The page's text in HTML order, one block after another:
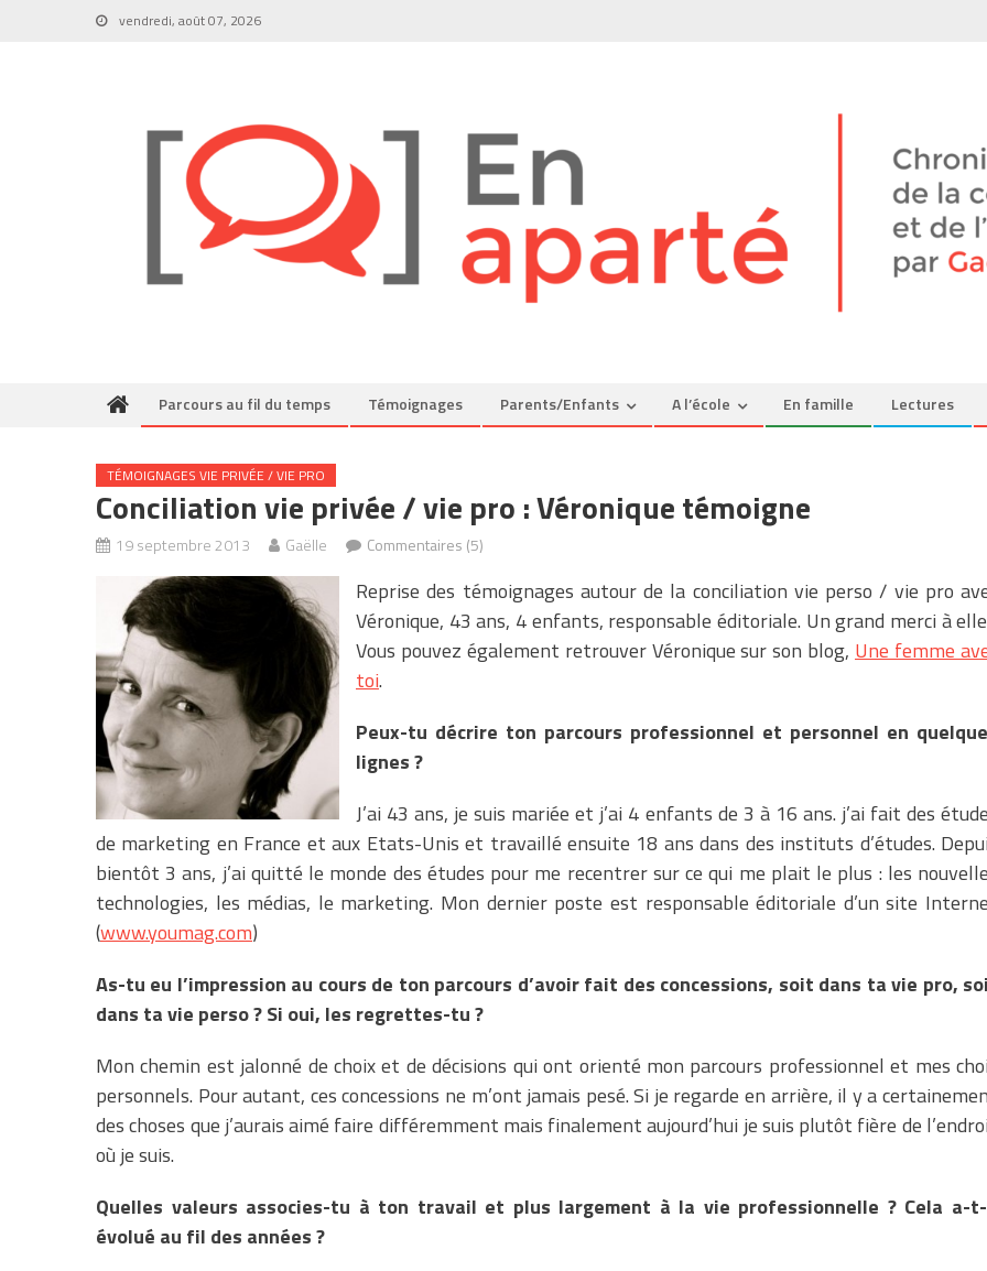
vendredi, août 07, 2026
Parcours au fil du temps Témoignages Parents/Enfants A l’école En famille Lectures
TÉMOIGNAGES VIE PRIVÉE / VIE PRO
Conciliation vie privée / vie pro : Véronique témoigne
19 septembre 2013 Gaëlle Commentaires (5)
Reprise des témoignages autour de la conciliation vie perso / vie pro
Véronique, 43 ans, 4 enfants, responsable éditoriale. Un grand merci à
Vous pouvez également retrouver Véronique sur son blog, Une femme
toi.
Peux-tu décrire ton parcours professionnel et personnel en
lignes ?
J’ai 43 ans, je suis mariée et j’ai 4 enfants de 3 à 16 ans. j’ai fait des
de marketing en France et aux Etats-Unis et travaillé ensuite 18 ans dans des instituts d’études.
bientôt 3 ans, j’ai quitté le monde des études pour me recentrer sur ce qui me plait le plus : les
technologies, les médias, le marketing. Mon dernier poste est responsable éditoriale d’un site
(www.youmag.com)
As-tu eu l’impression au cours de ton parcours d’avoir fait des concessions, soit dans ta vie pro,
dans ta vie perso ? Si oui, les regrettes-tu ?
Mon chemin est jalonné de choix et de décisions qui ont orienté mon parcours professionnel et mes
personnels. Pour autant, ces concessions ne m’ont jamais pesé. Si je regarde en arrière, il y a
des choses que j’aurais aimé faire différemment mais finalement aujourd’hui je suis plutôt fière de
où je suis.
Quelles valeurs associes-tu à ton travail et plus largement à la vie professionnelle ? Cela a-
évolué au fil des années ?